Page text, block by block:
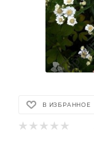
В ИЗБРАННОЕ